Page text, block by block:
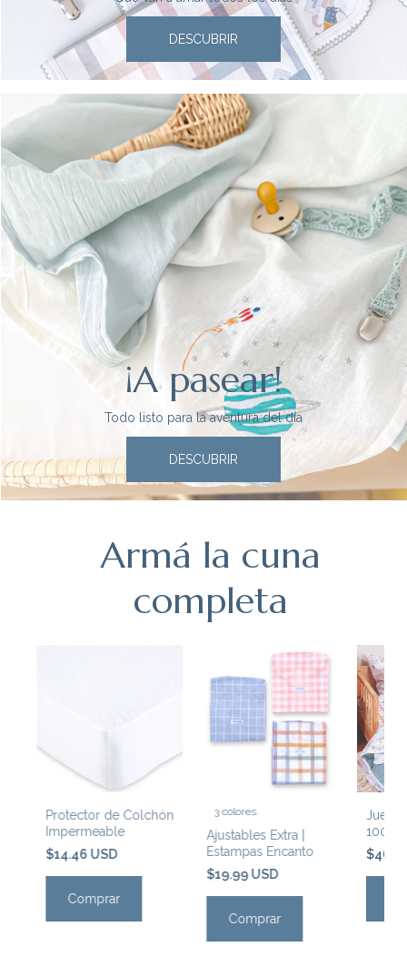
DESCUBRIR
¡A pasear!
Todo listo para la aventura del día
DESCUBRIR
Armá la cuna
completa
Protector de Colchón
Impermeable
$14.46 USD
Comprar
3 colores
Ajustables Extra |
Estampas Encanto
$19.99 USD
Comprar
Juego
100%